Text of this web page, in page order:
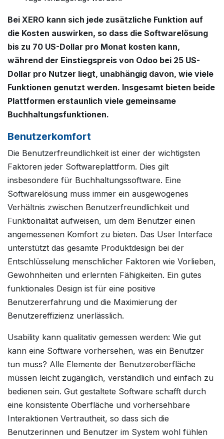
Bei XERO kann sich jede zusätzliche Funktion auf
die Kosten auswirken, so dass die Softwarelösung
bis zu 70 US-Dollar pro Monat kosten kann,
während der Einstiegspreis von Odoo bei 25 US-
Dollar pro Nutzer liegt, unabhängig davon, wie viele
Funktionen genutzt werden. Insgesamt bieten beide
Plattformen erstaunlich viele gemeinsame
Buchhaltungsfunktionen.
Benutzerkomfort
Die Benutzerfreundlichkeit ist einer der wichtigsten
Faktoren jeder Softwareplattform. Dies gilt
insbesondere für Buchhaltungssoftware. Eine
Softwarelösung muss immer ein ausgewogenes
Verhältnis zwischen Benutzerfreundlichkeit und
Funktionalität aufweisen, um dem Benutzer einen
angemessenen Komfort zu bieten. Das User Interface
unterstützt das gesamte Produktdesign bei der
Entschlüsselung menschlicher Faktoren wie Vorlieben,
Gewohnheiten und erlernten Fähigkeiten. Ein gutes
funktionales Design ist für eine positive
Benutzererfahrung und die Maximierung der
Benutzereffizienz unerlässlich.
Usability kann qualitativ gemessen werden: Wie gut
kann eine Software vorhersehen, was ein Benutzer
tun muss? Alle Elemente der Benutzeroberfläche
müssen leicht zugänglich, verständlich und einfach zu
bedienen sein. Gut gestaltete Software schafft durch
eine konsistente Oberfläche und vorhersehbare
Interaktionen Vertrautheit, so dass sich die
Benutzerinnen und Benutzer im System wohl fühlen